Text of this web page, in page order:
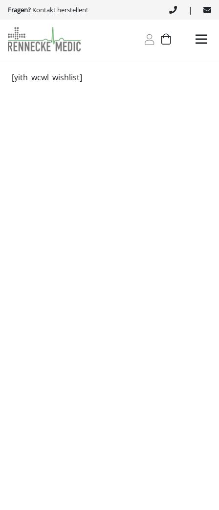
Fragen? Kontakt herstellen! |
[yith_wcwl_wishlist]